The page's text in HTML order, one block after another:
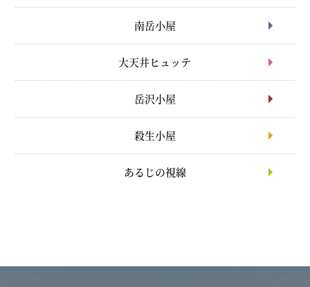
南岳小屋
大天井ヒュッテ
岳沢小屋
殺生小屋
あるじの視線